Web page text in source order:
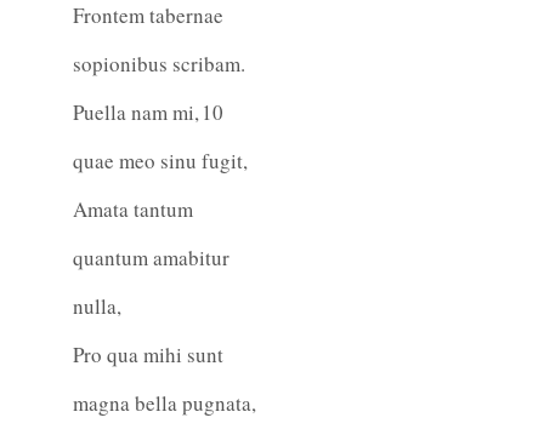
Frontem tabernae
sopionibus scribam.
10
Puella nam mi,
quae meo sinu fugit,
Amata tantum
quantum amabitur
nulla,
Pro qua mihi sunt
magna bella pugnata,